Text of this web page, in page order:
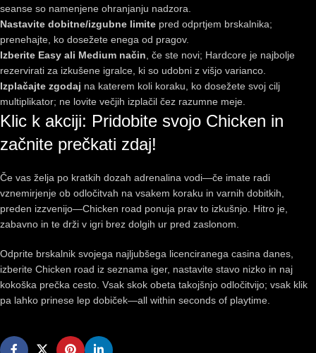
seanse so namenjene ohranjanju nadzora.
Nastavite dobitne/izgubne limite pred odprtjem brskalnika;
prenehajte, ko dosežete enega od pragov.
Izberite Easy ali Medium način, če ste novi; Hardcore je najbolje
rezervirati za izkušene igralce, ki so udobni z višjo varianco.
Izplačajte zgodaj na katerem koli koraku, ko dosežete svoj cilj
multiplikator; ne lovite večjih izplačil čez razumne meje.
Klic k akciji: Pridobite svojo Chicken in
začnite prečkati zdaj!
Če vas želja po kratkih dozah adrenalina vodi—če imate radi
vznemirjenje ob odločitvah na vsakem koraku in varnih dobitkih,
preden izzvenijo—Chicken road ponuja prav to izkušnjo. Hitro je,
zabavno in te drži v igri brez dolgih ur pred zaslonom.
Odprite brskalnik svojega najljubšega licenciranega casina danes,
izberite Chicken road iz seznama iger, nastavite stavo nizko in naj
kokoška prečka cesto. Vsak skok obeta takojšnjo odločitvijo; vsak klik
pa lahko prinese lep dobiček—all within seconds of playtime.